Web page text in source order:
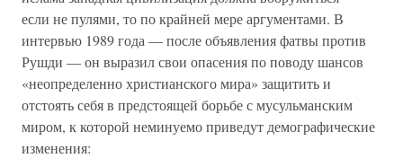
если не пулями, то по крайней мере аргументами. В
интервью 1989 года — после объявления фатвы против
Рушди — он выразил свои опасения по поводу шансов
«неопределенно христианского мира» защитить и
отстоять себя в предстоящей борьбе с мусульманским
миром, к которой неминуемо приведут демографические
изменения: